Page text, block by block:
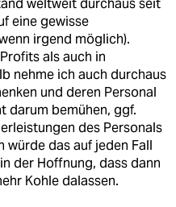
weltweit durchaus seit
eine gewisse
irgend möglich).
als auch in
nehme ich auch durchaus
und deren Personal
darum bemühen, ggf.
des Personals
würde das auf jeden Fall
der Hoffnung, dass dann
Kohle dalassen.